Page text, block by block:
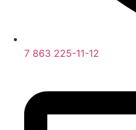
7 863 225-11-12